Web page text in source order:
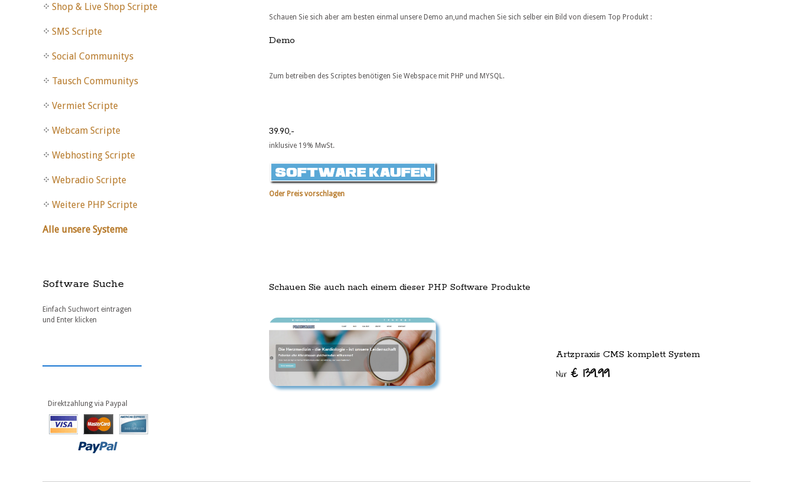
Schauen Sie sich aber am besten einmal unsere Demo an,und machen Sie sich selber ein Bild von diesem Top Produkt :
Demo
Zum betreiben des Scriptes benötigen Sie Webspace mit PHP und MYSQL.
39.90,-
inklusive 19% MwSt.
Oder Preis vorschlagen
Schauen Sie auch nach einem dieser PHP Software Produkte
Artzpraxis CMS komplett System
Nur € 139.99
Shop & Live Shop Scripte
SMS Scripte
Social Communitys
Tausch Communitys
Vermiet Scripte
Webcam Scripte
Webhosting Scripte
Webradio Scripte
Weitere PHP Scripte
Alle unsere Systeme
Software Suche
Einfach Suchwort eintragen
und Enter klicken
Direktzahlung via Paypal